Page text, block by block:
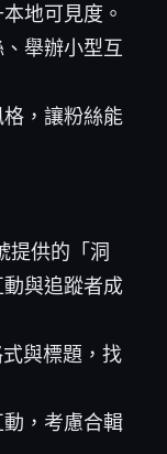
地可見度。
舉辦小型互
，讓粉絲能
提供的「洞
與追蹤者成
與標題，找
，考慮合輯